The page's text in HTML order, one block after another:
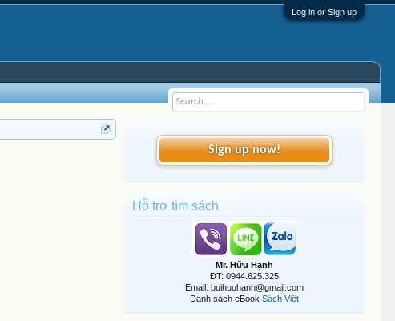
Log in or Sign up
Sign up now!
Hỗ trợ tìm sách
Mr. Hữu Hạnh
ĐT: 0944.625.325
Email: buihuuhanh@gmail.com
Danh sách eBook Sách Việt